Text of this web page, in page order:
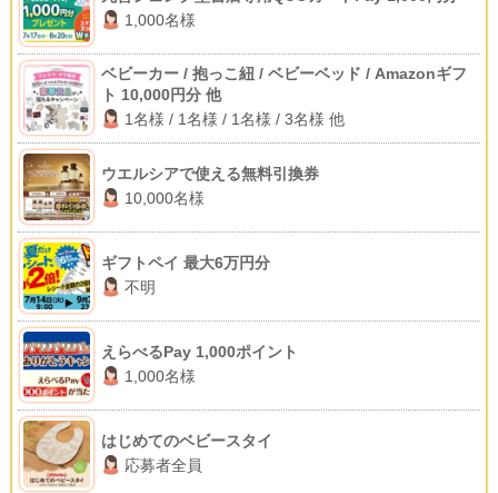
1,000名様
ベビーカー / 抱っこ紐 / ベビーベッド / Amazonギフ
ト 10,000円分 他
1名様 / 1名様 / 1名様 / 3名様 他
ウエルシアで使える無料引換券
10,000名様
ギフトペイ 最大6万円分
不明
えらべるPay 1,000ポイント
1,000名様
はじめてのベビースタイ
応募者全員